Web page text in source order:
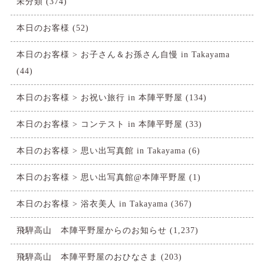
本日のお客様 (52)
本日のお客様 > お子さん＆お孫さん自慢 in Takayama
(44)
本日のお客様 > お祝い旅行 in 本陣平野屋 (134)
本日のお客様 > コンテスト in 本陣平野屋 (33)
本日のお客様 > 思い出写真館 in Takayama (6)
本日のお客様 > 思い出写真館@本陣平野屋 (1)
本日のお客様 > 浴衣美人 in Takayama (367)
飛騨高山 本陣平野屋からのお知らせ (1,237)
飛騨高山 本陣平野屋のおひなさま (203)